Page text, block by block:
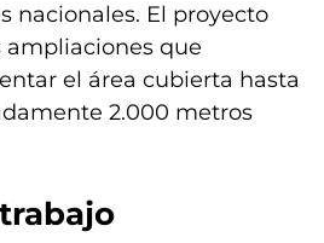
nacionales. El proyecto
que
el área cubierta hasta
2.000 metros